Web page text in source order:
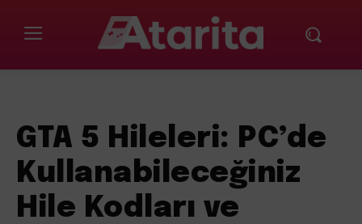
GTA 5 Hileleri: PC’de
Kullanabileceğiniz
Hile Kodları ve